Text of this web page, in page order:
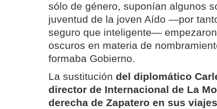
sólo de género, suponían algunos
juventud de la joven Aído —por
seguro que inteligente—
oscuros en materia de
formaba Gobierno.
La sustitución del diplomático
director de Internacional de La
derecha de Zapatero en sus